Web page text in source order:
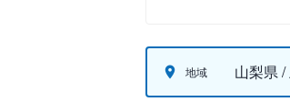
地域 山梨県